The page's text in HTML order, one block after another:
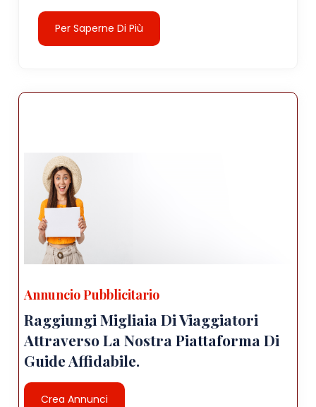
Per Saperne Di Più
Annuncio Pubblicitario
Raggiungi Migliaia Di Viaggiatori
Attraverso La Nostra Piattaforma Di
Guide Affidabile.
Crea Annunci